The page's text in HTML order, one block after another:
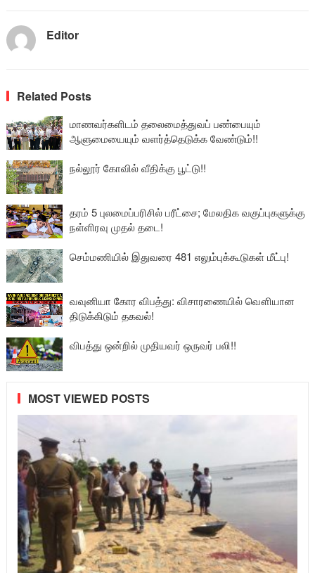
Editor
Related Posts
மாணவர்களிடம் தலைமைத்துவப் பண்பையும்
ஆளுமையையும் வளர்த்தெடுக்க வேண்டும்!!
நல்லூர் கோவில் வீதிக்கு பூட்டு!!
தரம் 5 புலமைப்பரிசில் பரீட்சை; மேலதிக வகுப்புகளுக்கு
நள்ளிரவு முதல் தடை!
செம்மணியில் இதுவரை 481 எலும்புக்கூடுகள் மீட்பு!
வவுனியா கோர விபத்து: விசாரணையில் வௌியான
திடுக்கிடும் தகவல்!
விபத்து ஒன்றில் முதியவர் ஒருவர் பலி!!
MOST VIEWED POSTS